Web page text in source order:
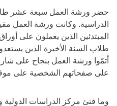
حضر ورشة العمل سبعة عشر
الدراسية. وكانت ورشة العمل
المبتدئين الذين يعملون على
طلاب السنة الأخيرة الذين
أتمّوا ورشة العمل بنجاح على
على صفحاتهم الشخصية على
وما فتئ مركز الدراسات الدولية